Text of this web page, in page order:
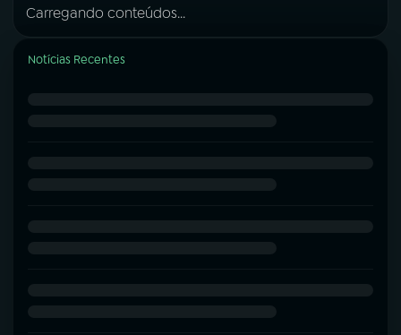
Carregando conteúdos...
Notícias Recentes